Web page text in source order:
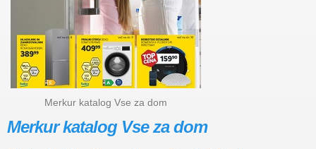
Merkur katalog Vse za dom
Merkur katalog Vse za dom